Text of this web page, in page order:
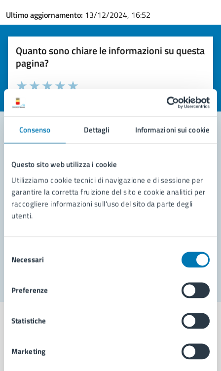
Consenso Dettagli Informazioni sui cookie
Questo sito web utilizza i cookie
Utilizziamo cookie tecnici di navigazione e di sessione per
garantire la corretta fruizione del sito e cookie analitici per
raccogliere informazioni sull'uso del sito da parte degli
utenti.
delNecessari
Preferenze
Statistiche
Marketing
Ultimo aggiornamento: 13/12/2024, 16:52
Quanto sono chiare le informazioni su questa
pagina?
Valuta la chiarezza delle informazioni (da 1 a 5 stelle)
Seleziona il numero di stelle per valutare la chiarezza delle
Valuta 1 stelle su 5
Richiedi assistenza
Segnala disservizio
Comune di Napoli